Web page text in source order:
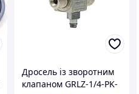
Дросель із зворотним
клапаном GRLZ-1/4-PK-